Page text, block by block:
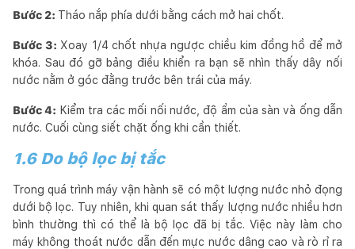
Bước 2: Tháo nắp phía dưới bằng cách mở hai chốt.
Bước 3: Xoay 1/4 chốt nhựa ngược chiều kim đồng hồ để mở
khóa. Sau đó gỡ bảng điều khiển ra bạn sẽ nhìn thấy dây nối
nước nằm ở góc đằng trước bên trái của máy.
Bước 4: Kiểm tra các mối nối nước, độ ẩm của sàn và ống dẫn
nước. Cuối cùng siết chặt ống khi cần thiết.
1.6 Do bộ lọc bị tắc
Trong quá trình máy vận hành sẽ có một lượng nước nhỏ đọng
dưới bộ lọc. Tuy nhiên, khi quan sát thấy lượng nước nhiều hơn
bình thường thì có thể là bộ lọc đã bị tắc. Việc này làm cho
máy không thoát nước dẫn đến mực nước dâng cao và rò rỉ ra